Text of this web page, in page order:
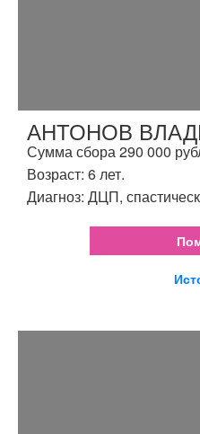
АНТОНОВ
Сумма сбора 290 000
Возраст: 6 лет.
Диагноз: ДЦП,